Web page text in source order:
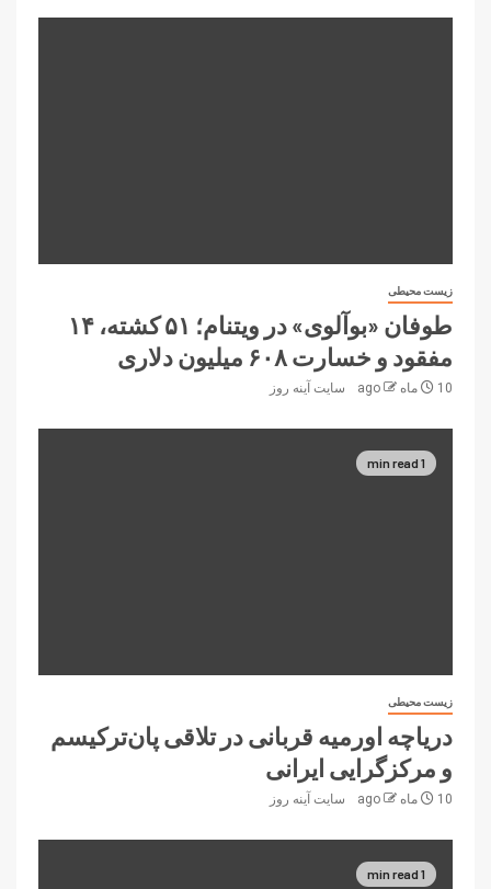
زیست محیطی
طوفان «بوآلوی» در ویتنام؛ ۵۱ کشته، ۱۴
مفقود و خسارت ۶۰۸ میلیون دلاری
10 ماه ago سایت آینه‌ روز
1 min read
زیست محیطی
دریاچه اورمیه قربانی در تلاقی پان‌ترکیسم
و مرکزگرایی ایرانی
10 ماه ago سایت آینه‌ روز
1 min read